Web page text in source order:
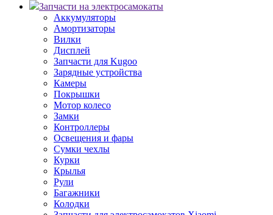
Запчасти на электросамокаты
Аккумуляторы
Амортизаторы
Вилки
Дисплей
Запчасти для Kugoo
Зарядные устройства
Камеры
Покрышки
Мотор колесо
Замки
Контроллеры
Освещения и фары
Сумки чехлы
Курки
Крылья
Рули
Багажники
Колодки